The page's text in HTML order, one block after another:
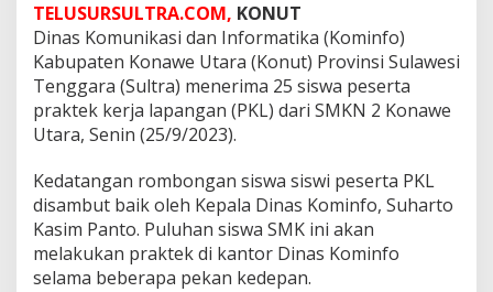
TELUSURSULTRA.COM, KONUT
Dinas Komunikasi dan Informatika (Kominfo)
Kabupaten Konawe Utara (Konut) Provinsi Sulawesi
Tenggara (Sultra) menerima 25 siswa peserta
praktek kerja lapangan (PKL) dari SMKN 2 Konawe
Utara, Senin (25/9/2023).
Kedatangan rombongan siswa siswi peserta PKL
disambut baik oleh Kepala Dinas Kominfo, Suharto
Kasim Panto. Puluhan siswa SMK ini akan
melakukan praktek di kantor Dinas Kominfo
selama beberapa pekan kedepan.